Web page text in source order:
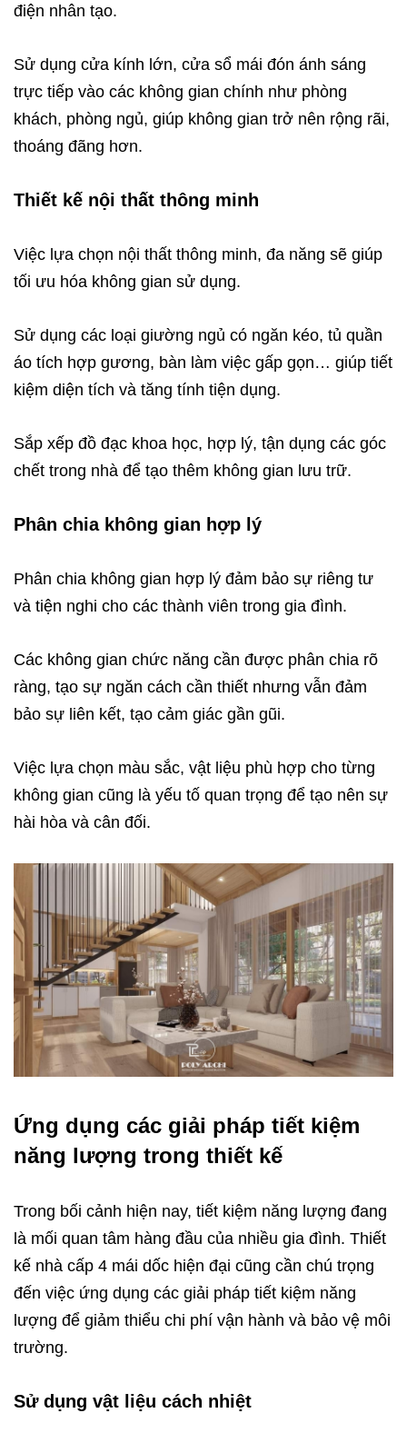
điện nhân tạo.
Sử dụng cửa kính lớn, cửa sổ mái đón ánh sáng
trực tiếp vào các không gian chính như phòng
khách, phòng ngủ, giúp không gian trở nên rộng rãi,
thoáng đãng hơn.
Thiết kế nội thất thông minh
Việc lựa chọn nội thất thông minh, đa năng sẽ giúp
tối ưu hóa không gian sử dụng.
Sử dụng các loại giường ngủ có ngăn kéo, tủ quần
áo tích hợp gương, bàn làm việc gấp gọn… giúp tiết
kiệm diện tích và tăng tính tiện dụng.
Sắp xếp đồ đạc khoa học, hợp lý, tận dụng các góc
chết trong nhà để tạo thêm không gian lưu trữ.
Phân chia không gian hợp lý
Phân chia không gian hợp lý đảm bảo sự riêng tư
và tiện nghi cho các thành viên trong gia đình.
Các không gian chức năng cần được phân chia rõ
ràng, tạo sự ngăn cách cần thiết nhưng vẫn đảm
bảo sự liên kết, tạo cảm giác gần gũi.
Việc lựa chọn màu sắc, vật liệu phù hợp cho từng
không gian cũng là yếu tố quan trọng để tạo nên sự
hài hòa và cân đối.
Ứng dụng các giải pháp tiết kiệm
năng lượng trong thiết kế
Trong bối cảnh hiện nay, tiết kiệm năng lượng đang
là mối quan tâm hàng đầu của nhiều gia đình. Thiết
kế nhà cấp 4 mái dốc hiện đại cũng cần chú trọng
đến việc ứng dụng các giải pháp tiết kiệm năng
lượng để giảm thiểu chi phí vận hành và bảo vệ môi
trường.
Sử dụng vật liệu cách nhiệt